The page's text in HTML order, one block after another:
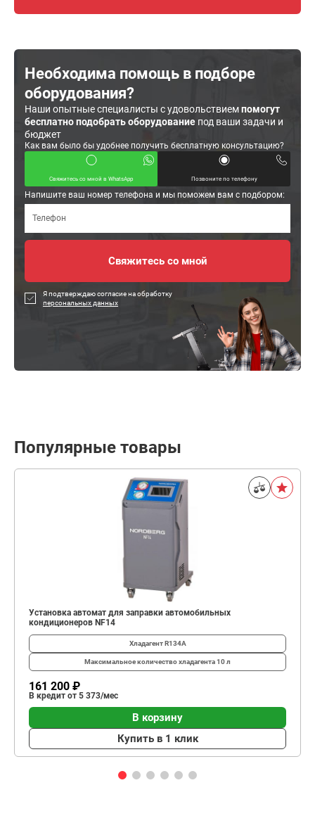
Необходима помощь в подборе
оборудования?
Наши опытные специалисты с удовольствиемпомогут
бесплатно подобрать оборудование под ваши задачи и
бюджет
Как вам было бы удобнее получить бесплатную консультацию?
Свяжитесь со мной в WhatsApp Позвоните по телефону
Напишите ваш номер телефона и мы поможем вам с подбором:
Я подтверждаю согласие на обработку
персональных данных
Популярные товары
Установка автомат для заправки автомобильных
кондиционеров NF14
ХладагентR134A
Максимальное количество хладагента10 л
161 200 ₽
В кредит от 5 373/мес
В корзину
Купить в 1 клик